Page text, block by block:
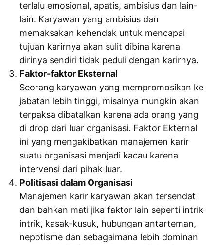
terlalu emosional, apatis, ambisius dan lain-
lain. Karyawan yang ambisius dan
memaksakan kehendak untuk mencapai
tujuan karirnya akan sulit dibina karena
dirinya sendiri tidak peduli dengan karirnya.
Faktor-faktor Eksternal
Seorang karyawan yang mempromosikan ke
jabatan lebih tinggi, misalnya mungkin akan
terpaksa dibatalkan karena ada orang yang
di drop dari luar organisasi. Faktor Ekternal
ini yang mengakibatkan manajemen karir
suatu organisasi menjadi kacau karena
intervensi dari pihak luar.
Politisasi dalam Organisasi
Manajemen karir karyawan akan tersendat
dan bahkan mati jika faktor lain seperti intrik-
intrik, kasak-kusuk, hubungan antarteman,
nepotisme dan sebagaimana lebih dominan